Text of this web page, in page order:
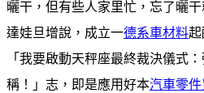
曬干，但有些人家里忙，忘了曬
達娃旦增說，成立一德系車材料
「我要啟動天秤座最終裁決儀式
稱！」志，即是應用好本汽車零